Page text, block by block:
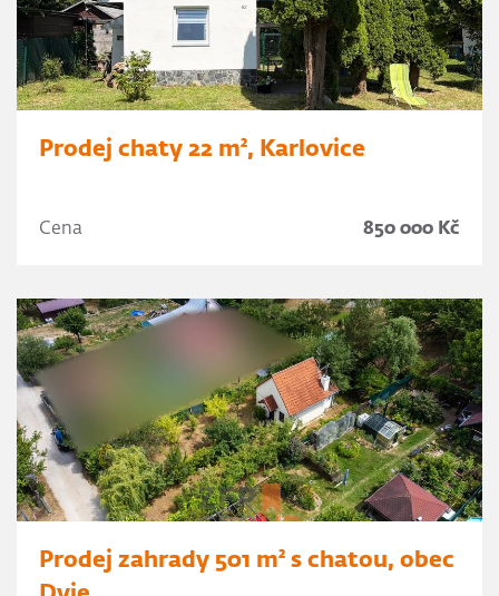
Prodej chaty 22 m², Karlovice
Cena 850 000 Kč
Prodej zahrady 501 m² s chatou, obec